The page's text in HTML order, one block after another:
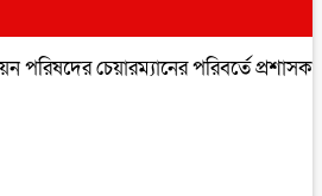
পরিষদের চেয়ারম্যানের পরিবর্তে প্রশাসক